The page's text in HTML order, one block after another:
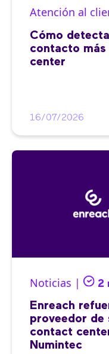
Atención al
Cómo
contacto más
center
16/07/2026
Noticias | 2
Enreach
proveedor de
contact
Numintec